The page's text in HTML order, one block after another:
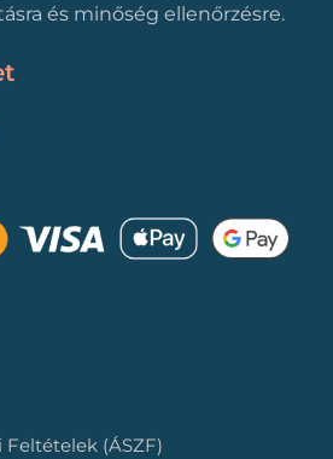
és minőség ellenőrzésre.
Feltételek (ÁSZF)